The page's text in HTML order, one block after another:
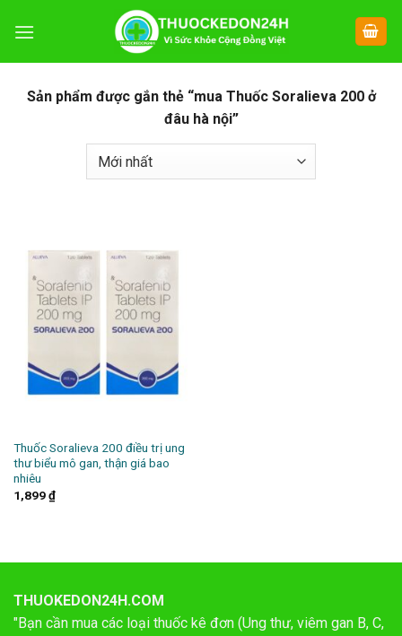
đến
Sản phẩm được gắn thẻ “mua Thuốc Soralieva 200 ở
đâu hà nội”
Thuốc Soralieva 200 điều trị ung
thư biểu mô gan, thận giá bao
nhiêu
1,899₫
THUOKEDON24H.COM
"Bạn cần mua các loại thuốc kê đơn (Ung thư, viêm gan B, C,